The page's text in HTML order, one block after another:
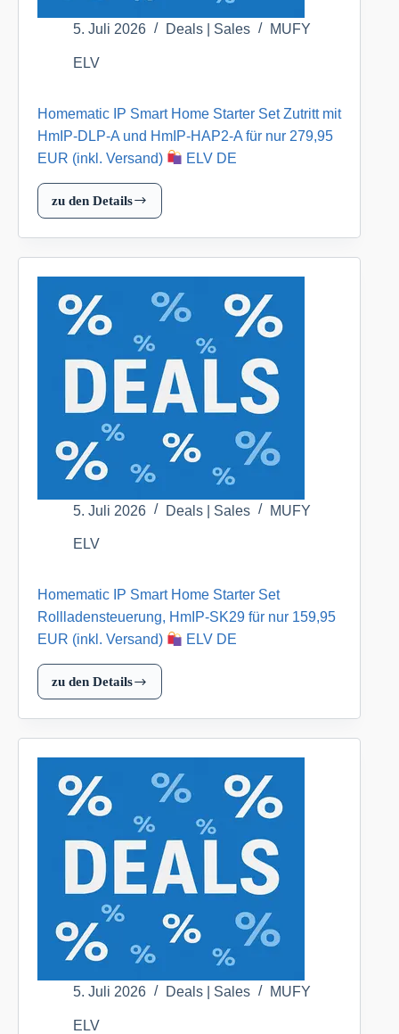
Versand)
5. Juli 2026 Deals | Sales MUFY
ELV
Homematic IP Smart Home Starter Set Zutritt mit
HmIP‑DLP-A und HmIP-HAP2-A für nur 279,95
EUR (inkl. Versand)
ELV DE
zu den Details
Homematic
Home
Starter
Set
Zutritt
mit
HmIP‑DLP-
A
und
HmIP-
HAP2-
für
(inkl.
Versand)
DE
5. Juli 2026 Deals | Sales MUFY
ELV
Homematic IP Smart Home Starter Set
Rollladensteuerung, HmIP-SK29 für nur 159,95
EUR (inkl. Versand)
ELV DE
zu den Details
Homematic
Home
Starter
Set
Rollladensteuerung,
HmIP-
SK29
für
nur
159,95
EUR
Versand)
5. Juli 2026 Deals | Sales MUFY
ELV